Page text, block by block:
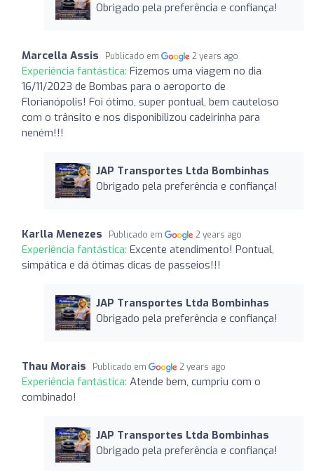
Obrigado pela preferência e confiança!
Marcella Assis Publicado em 2 years ago
Experiência fantástica: Fizemos uma viagem no dia
16/11/2023 de Bombas para o aeroporto de
Florianópolis! Foi ótimo, super pontual, bem cauteloso
com o trânsito e nos disponibilizou cadeirinha para
neném!!!
JAP Transportes Ltda Bombinhas
Obrigado pela preferência e confiança!
Karlla Menezes Publicado em 2 years ago
Experiência fantástica: Excente atendimento! Pontual,
simpática e dá ótimas dicas de passeios!!!
JAP Transportes Ltda Bombinhas
Obrigado pela preferência e confiança!
Thau Morais Publicado em 2 years ago
Experiência fantástica: Atende bem, cumpriu com o
combinado!
JAP Transportes Ltda Bombinhas
Obrigado pela preferência e confiança!